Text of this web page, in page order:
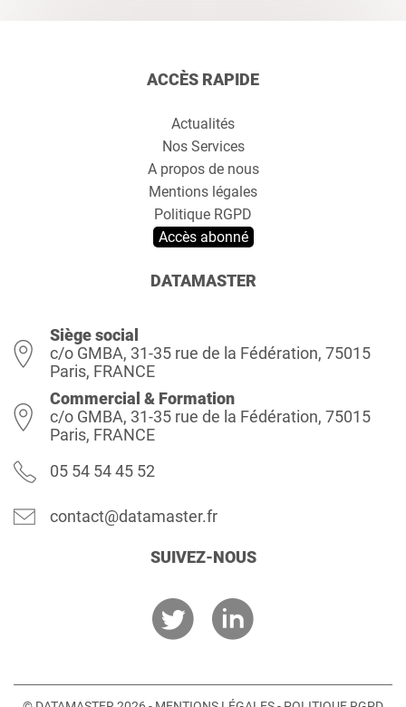
ACCÈS RAPIDE
Actualités
Nos Services
A propos de nous
Mentions légales
Politique RGPD
Accès abonné
DATAMASTER
Siège social
c/o GMBA, 31-35 rue de la Fédération, 75015
Paris, FRANCE
Commercial & Formation
c/o GMBA, 31-35 rue de la Fédération, 75015
Paris, FRANCE
05 54 54 45 52
contact@datamaster.fr
SUIVEZ-NOUS